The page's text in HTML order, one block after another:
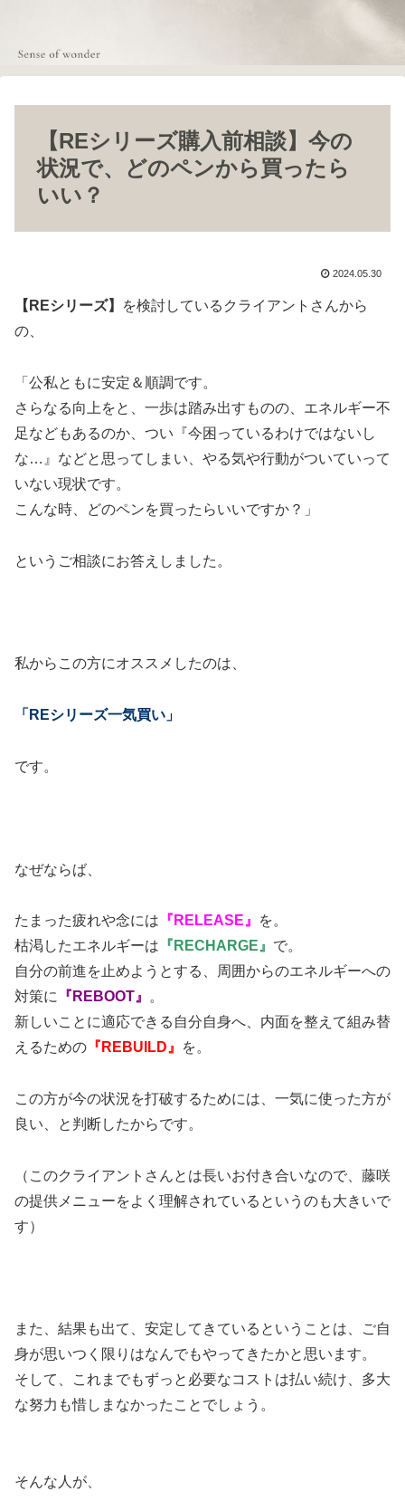
【REシリーズ購入前相談】今の
状況で、どのペンから買ったら
いい？
2024.05.30
【REシリーズ】
を検討しているクライアントさんから
の、
「公私ともに安定＆順調です。
さらなる向上をと、一歩は踏み出すものの、エネルギー不
足などもあるのか、つい『今困っているわけではないし
な…』などと思ってしまい、やる気や行動がついていって
いない現状です。
こんな時、どのペンを買ったらいいですか？」
というご相談にお答えしました。
私からこの方にオススメしたのは、
「REシリーズ一気買い」
です。
なぜならば、
たまった疲れや念には 『RELEASE 』
を。
枯渇したエネルギーは 『RECHARGE』 で。
自分の前進を止めようとする、周囲からのエネルギーへの
対策に
『REBOOT』
。
新しいことに適応できる自分自身へ、内面を整えて組み替
えるための 『REBUILD』 を。
この方が今の状況を打破するためには、一気に使った方が
良い、と判断したからです。
（このクライアントさんとは長いお付き合いなので、藤咲
の提供メニューをよく理解されているというのも大きいで
す）
また、結果も出て、安定してきているということは、ご自
身が思いつく限りはなんでもやってきたかと思います。
そして、これまでもずっと必要なコストは払い続け、多大
な努力も惜しまなかったことでしょう。
そんな人が、